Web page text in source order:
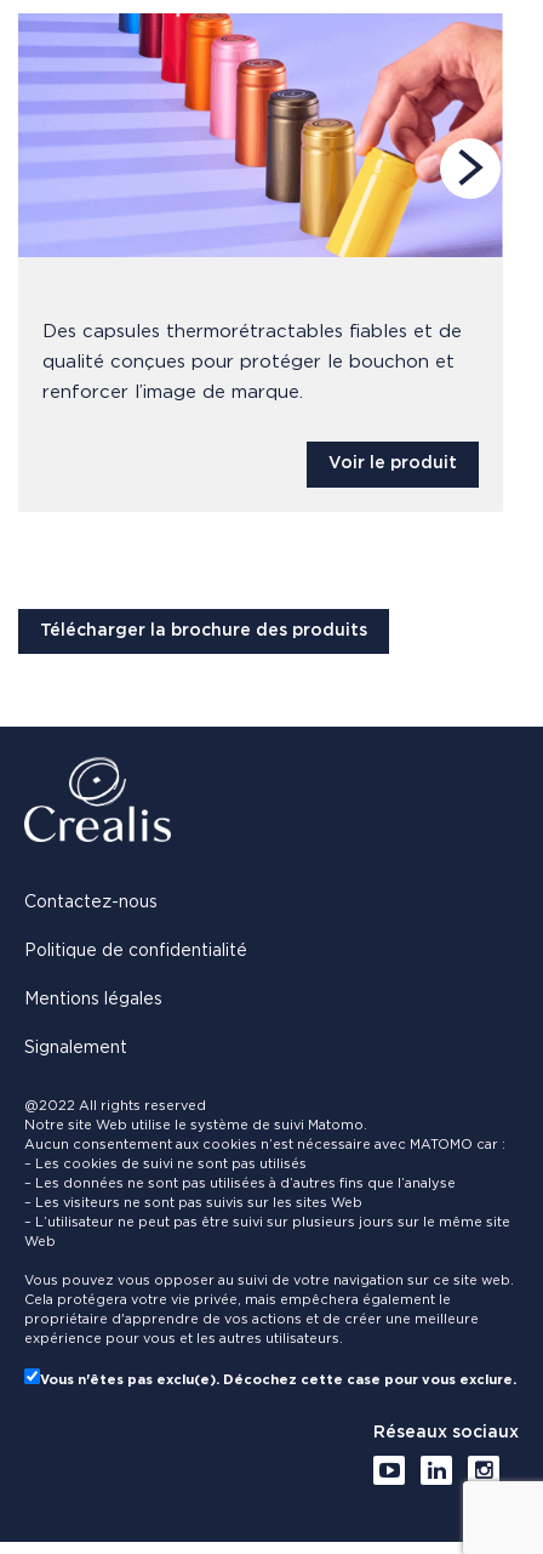
Des capsules thermorétractables fiables et de
qualité conçues pour protéger le bouchon et
renforcer l’image de marque.
Voir le produit
Télécharger la brochure des produits
Contactez-nous
Politique de confidentialité
Mentions légales
Signalement
@2022 All rights reserved
Notre site Web utilise le système de suivi Matomo.
Aucun consentement aux cookies n’est nécessaire avec MATOMO car :
– Les cookies de suivi ne sont pas utilisés
– Les données ne sont pas utilisées à d’autres fins que l’analyse
– Les visiteurs ne sont pas suivis sur les sites Web
– L’utilisateur ne peut pas être suivi sur plusieurs jours sur le même site
Web
Vous pouvez vous opposer au suivi de votre navigation sur ce site web.
Cela protégera votre vie privée, mais empêchera également le
propriétaire d'apprendre de vos actions et de créer une meilleure
expérience pour vous et les autres utilisateurs.
Vous n'êtes pas exclu(e). Décochez cette case pour vous exclure.
Réseaux sociaux